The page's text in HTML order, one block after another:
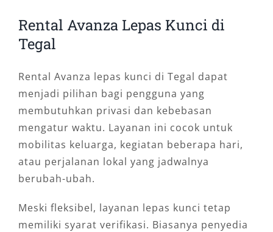
Rental Avanza Lepas Kunci di
Tegal
Rental Avanza lepas kunci di Tegal dapat
menjadi pilihan bagi pengguna yang
membutuhkan privasi dan kebebasan
mengatur waktu. Layanan ini cocok untuk
mobilitas keluarga, kegiatan beberapa hari,
atau perjalanan lokal yang jadwalnya
berubah-ubah.
Meski fleksibel, layanan lepas kunci tetap
memiliki syarat verifikasi. Biasanya penyedia